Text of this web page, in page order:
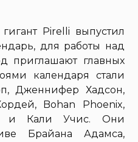
Pirelli выпустил
для работы над
приглашают главных
календаря стали
Дженнифер Хадсон,
Bohan Phoenix,
и Кали Учис. Они
Брайана Адамса,